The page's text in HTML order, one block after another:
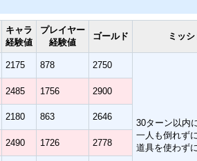
キャラ
経験値
プレイヤー
経験値
ゴールド ミッ
2175 878 2750
30ターン以内
一人も倒れず
道具を使わず
2485 1756 2900
2180 863 2646
2490 1726 2778